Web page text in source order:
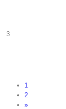
3
1
2
»